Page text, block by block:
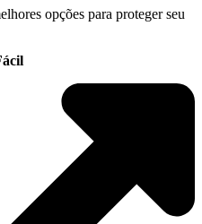
opções para proteger seu